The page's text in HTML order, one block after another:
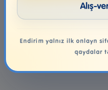
Alış-
Endirim yalnız ilk onlayn
qaydalar